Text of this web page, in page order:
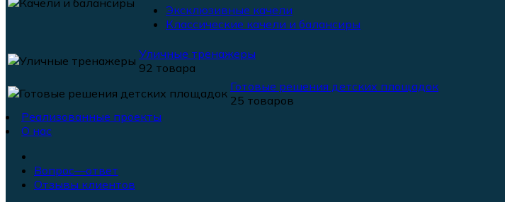
Эксклюзивные качели
Классические качели и балансиры
Уличные тренажеры
92 товара
Готовые решения детских площадок
25 товаров
Реализованные проекты
О нас
Вопрос—ответ
Отзывы клиентов